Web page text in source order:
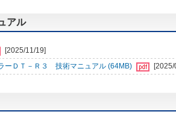
アル
[2025/11/19]
ーＤＴ－Ｒ３ 技術マニュアル (64MB)